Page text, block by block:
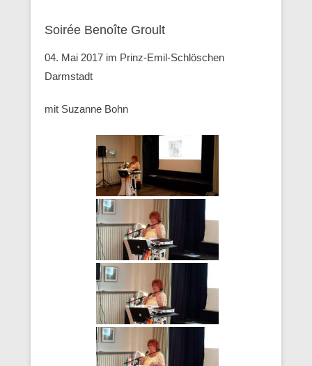
Soirée Benoîte Groult
04. Mai 2017 im Prinz-Emil-Schlöschen
Darmstadt
mit Suzanne Bohn